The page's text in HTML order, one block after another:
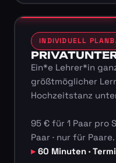
INDIVIDUELL
Ein*e Lehrer*in
größtmöglicher
Hochzeitstanz
95 € für 1 Paar pro
Paar · nur für Paare.
60 Minuten ·